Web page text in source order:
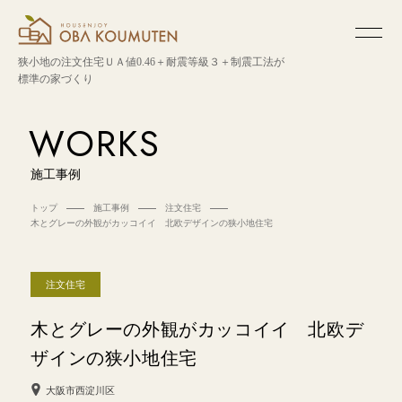
狭小地の注文住宅ＵＡ値0.46＋耐震等級３＋制震工法が
標準の家づくり
WORKS
施工事例
トップ 施工事例
注文住宅
木とグレーの外観がカッコイイ 北欧デザインの狭小地住宅
注文住宅
木とグレーの外観がカッコイイ 北欧デ
ザインの狭小地住宅
大阪市西淀川区